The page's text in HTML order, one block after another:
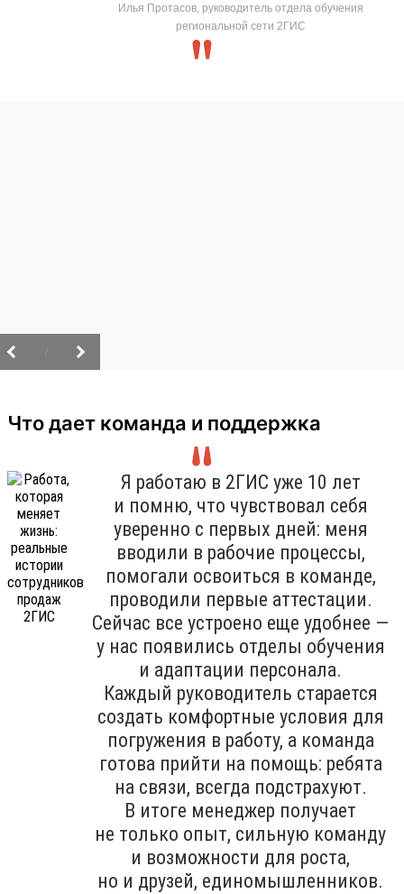
Илья Протасов, руководитель отдела обучения
региональной сети 2ГИС
Что дает команда и поддержка
Я работаю в 2ГИС уже 10 лет
и помню, что чувствовал себя
уверенно с первых дней: меня
вводили в рабочие процессы,
помогали освоиться в команде,
проводили первые аттестации.
Сейчас все устроено еще удобнее —
у нас появились отделы обучения
и адаптации персонала.
Каждый руководитель старается
создать комфортные условия для
погружения в работу, а команда
готова прийти на помощь: ребята
на связи, всегда подстрахуют.
В итоге менеджер получает
не только опыт, сильную команду
и возможности для роста,
но и друзей, единомышленников.